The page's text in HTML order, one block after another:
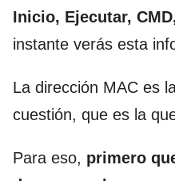
Inicio, Ejecutar,
instante verás esta
La dirección MAC es
cuestión, que es la
Para eso, primero